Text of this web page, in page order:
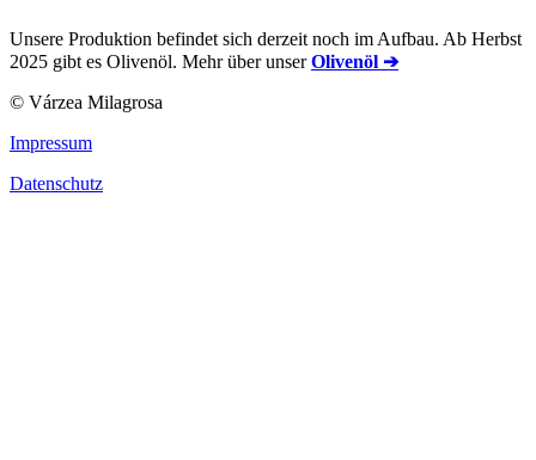
Unsere Produktion befindet sich derzeit noch im Aufbau. Ab Herbst
2025 gibt es Olivenöl. Mehr über unserOlivenöl ➔
© Várzea Milagrosa
Impressum
Datenschutz